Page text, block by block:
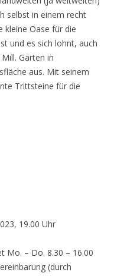
selbst in einem recht
kleine Oase für die
und es sich lohnt, auch
Gärten in
aus. Mit seinem
Trittsteine für die
19.00 Uhr
Mo. – Do. 8.30 – 16.00
(durch